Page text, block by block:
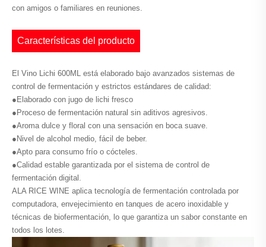
con amigos o familiares en reuniones.
Características del producto
El Vino Lichi 600ML está elaborado bajo avanzados sistemas de
control de fermentación y estrictos estándares de calidad:
●Elaborado con jugo de lichi fresco
●Proceso de fermentación natural sin aditivos agresivos.
●Aroma dulce y floral con una sensación en boca suave.
●Nivel de alcohol medio, fácil de beber.
●Apto para consumo frío o cócteles.
●Calidad estable garantizada por el sistema de control de
fermentación digital.
ALA RICE WINE aplica tecnología de fermentación controlada por
computadora, envejecimiento en tanques de acero inoxidable y
técnicas de biofermentación, lo que garantiza un sabor constante en
todos los lotes.